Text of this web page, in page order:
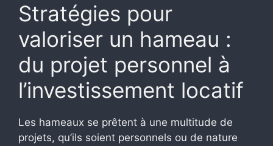
Stratégies pour
valoriser un hameau :
du projet personnel à
l’investissement locatif
Les hameaux se prêtent à une multitude de
projets, qu’ils soient personnels ou de nature